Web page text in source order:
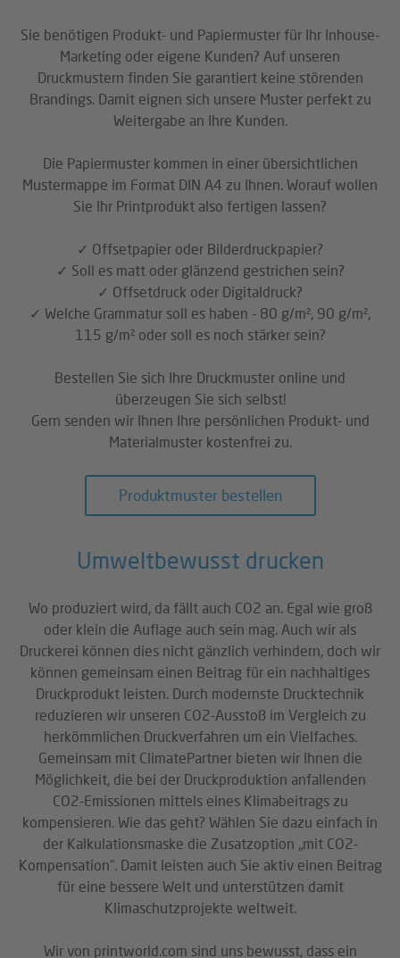
Sie benötigen Produkt- und Papiermuster für Ihr Inhouse-
Marketing oder eigene Kunden? Auf unseren
Druckmustern finden Sie garantiert keine störenden
Brandings. Damit eignen sich unsere Muster perfekt zu
Weitergabe an Ihre Kunden.
Die Papiermuster kommen in einer übersichtlichen
Mustermappe im Format DIN A4 zu Ihnen. Worauf wollen
Sie Ihr Printprodukt also fertigen lassen?
✓ Offsetpapier oder Bilderdruckpapier?
✓ Soll es matt oder glänzend gestrichen sein?
✓ Offsetdruck oder Digitaldruck?
✓ Welche Grammatur soll es haben - 80 g/m², 90 g/m²,
115 g/m² oder soll es noch stärker sein?
Bestellen Sie sich Ihre Druckmuster online und
überzeugen Sie sich selbst!
Gern senden wir Ihnen Ihre persönlichen Produkt- und
Materialmuster kostenfrei zu.
Produktmuster bestellen
Umweltbewusst drucken
Wo produziert wird, da fällt auch CO2 an. Egal wie groß
oder klein die Auflage auch sein mag. Auch wir als
Druckerei können dies nicht gänzlich verhindern, doch wir
können gemeinsam einen Beitrag für ein nachhaltiges
Druckprodukt leisten. Durch modernste Drucktechnik
reduzieren wir unseren CO2-Ausstoß im Vergleich zu
herkömmlichen Druckverfahren um ein Vielfaches.
Gemeinsam mit ClimatePartner bieten wir Ihnen die
Möglichkeit, die bei der Druckproduktion anfallenden
CO2-Emissionen mittels eines Klimabeitrags zu
kompensieren. Wie das geht? Wählen Sie dazu einfach in
der Kalkulationsmaske die Zusatzoption „mit CO2-
Kompensation“. Damit leisten auch Sie aktiv einen Beitrag
für eine bessere Welt und unterstützen damit
Klimaschutzprojekte weltweit.
Wir von printworld.com sind uns bewusst, dass ein